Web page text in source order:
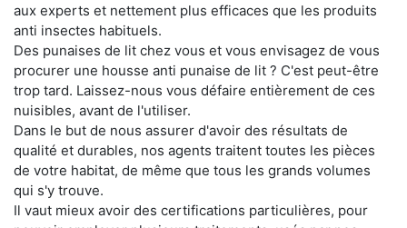
aux experts et nettement plus efficaces que les produits
anti insectes habituels.
Des punaises de lit chez vous et vous envisagez de vous
procurer une housse anti punaise de lit ? C'est peut-être
trop tard. Laissez-nous vous défaire entièrement de ces
nuisibles, avant de l'utiliser.
Dans le but de nous assurer d'avoir des résultats de
qualité et durables, nos agents traitent toutes les pièces
de votre habitat, de même que tous les grands volumes
qui s'y trouve.
Il vaut mieux avoir des certifications particulières, pour